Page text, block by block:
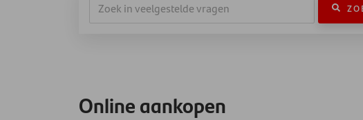
Online aankopen